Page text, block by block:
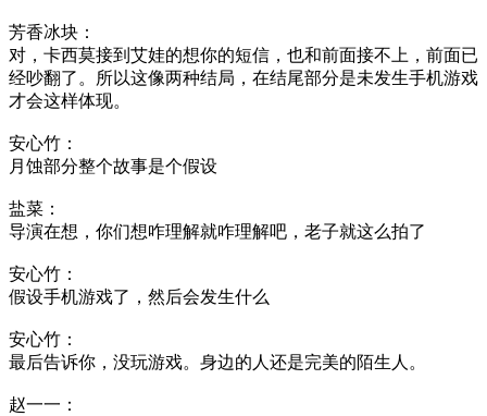
芳香冰块：
对，卡西莫接到艾娃的想你的短信，也和前面接不上，前面已
经吵翻了。所以这像两种结局，在结尾部分是未发生手机游戏
才会这样体现。
安心竹：
月蚀部分整个故事是个假设
盐菜：
导演在想，你们想咋理解就咋理解吧，老子就这么拍了
安心竹：
假设手机游戏了，然后会发生什么
安心竹：
最后告诉你，没玩游戏。身边的人还是完美的陌生人。
赵一一：